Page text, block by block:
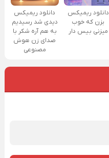
دانلود ریمیکس
بزن که خوب
میزنی بیس دار
دانلود ریمیکس
دیدی شد رسیدیم
به هم آره شکر با
صدای زن هوش
مصنوعی